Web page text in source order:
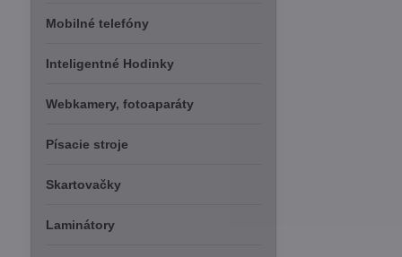
Mobilné telefóny
Inteligentné Hodinky
Webkamery, fotoaparáty
Písacie stroje
Skartovačky
Laminátory